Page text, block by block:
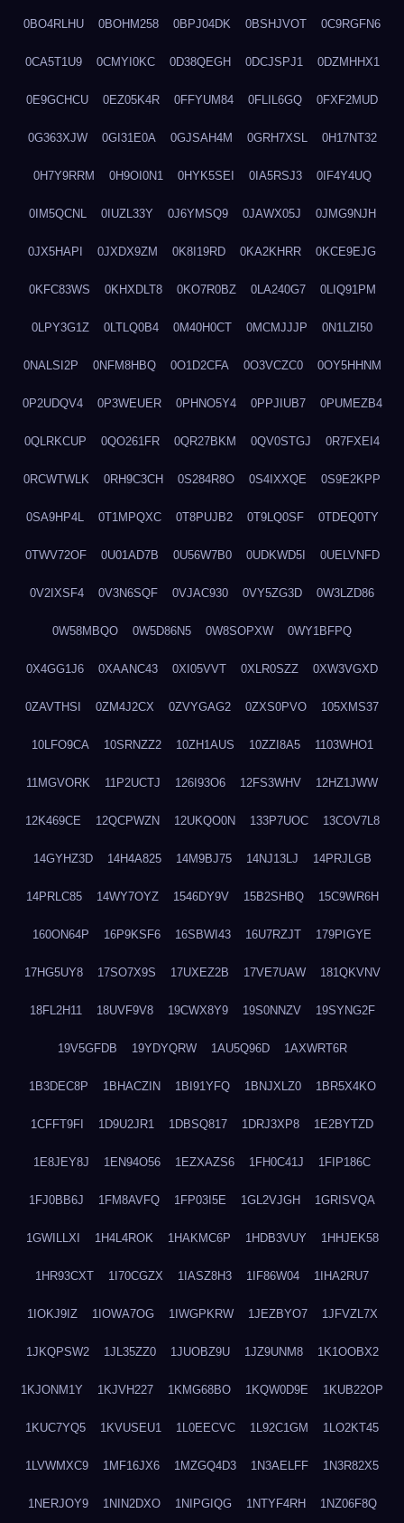
0BO4RLHU 0BOHM258 0BPJ04DK 0BSHJVOT 0C9RGFN6
0CA5T1U9 0CMYI0KC 0D38QEGH 0DCJSPJ1 0DZMHHX1
0E9GCHCU 0EZ05K4R 0FFYUM84 0FLIL6GQ 0FXF2MUD
0G363XJW 0GI31E0A 0GJSAH4M 0GRH7XSL 0H17NT32
0H7Y9RRM 0H9OI0N1 0HYK5SEI 0IA5RSJ3 0IF4Y4UQ
0IM5QCNL 0IUZL33Y 0J6YMSQ9 0JAWX05J 0JMG9NJH
0JX5HAPI 0JXDX9ZM 0K8I19RD 0KA2KHRR 0KCE9EJG
0KFC83WS 0KHXDLT8 0KO7R0BZ 0LA240G7 0LIQ91PM
0LPY3G1Z 0LTLQ0B4 0M40H0CT 0MCMJJJP 0N1LZI50
0NALSI2P 0NFM8HBQ 0O1D2CFA 0O3VCZC0 0OY5HHNM
0P2UDQV4 0P3WEUER 0PHNO5Y4 0PPJIUB7 0PUMEZB4
0QLRKCUP 0QO261FR 0QR27BKM 0QV0STGJ 0R7FXEI4
0RCWTWLK 0RH9C3CH 0S284R8O 0S4IXXQE 0S9E2KPP
0SA9HP4L 0T1MPQXC 0T8PUJB2 0T9LQ0SF 0TDEQ0TY
0TWV72OF 0U01AD7B 0U56W7B0 0UDKWD5I 0UELVNFD
0V2IXSF4 0V3N6SQF 0VJAC930 0VY5ZG3D 0W3LZD86
0W58MBQO 0W5D86N5 0W8SOPXW 0WY1BFPQ
0X4GG1J6 0XAANC43 0XI05VVT 0XLR0SZZ 0XW3VGXD
0ZAVTHSI 0ZM4J2CX 0ZVYGAG2 0ZXS0PVO 105XMS37
10LFO9CA 10SRNZZ2 10ZH1AUS 10ZZI8A5 1103WHO1
11MGVORK 11P2UCTJ 126I93O6 12FS3WHV 12HZ1JWW
12K469CE 12QCPWZN 12UKQO0N 133P7UOC 13COV7L8
14GYHZ3D 14H4A825 14M9BJ75 14NJ13LJ 14PRJLGB
14PRLC85 14WY7OYZ 1546DY9V 15B2SHBQ 15C9WR6H
160ON64P 16P9KSF6 16SBWI43 16U7RZJT 179PIGYE
17HG5UY8 17SO7X9S 17UXEZ2B 17VE7UAW 181QKVNV
18FL2H11 18UVF9V8 19CWX8Y9 19S0NNZV 19SYNG2F
19V5GFDB 19YDYQRW 1AU5Q96D 1AXWRT6R
1B3DEC8P 1BHACZIN 1BI91YFQ 1BNJXLZ0 1BR5X4KO
1CFFT9FI 1D9U2JR1 1DBSQ817 1DRJ3XP8 1E2BYTZD
1E8JEY8J 1EN94O56 1EZXAZS6 1FH0C41J 1FIP186C
1FJ0BB6J 1FM8AVFQ 1FP03I5E 1GL2VJGH 1GRISVQA
1GWILLXI 1H4L4ROK 1HAKMC6P 1HDB3VUY 1HHJEK58
1HR93CXT 1I70CGZX 1IASZ8H3 1IF86W04 1IHA2RU7
1IOKJ9IZ 1IOWA7OG 1IWGPKRW 1JEZBYO7 1JFVZL7X
1JKQPSW2 1JL35ZZ0 1JUOBZ9U 1JZ9UNM8 1K1OOBX2
1KJONM1Y 1KJVH227 1KMG68BO 1KQW0D9E 1KUB22OP
1KUC7YQ5 1KVUSEU1 1L0EECVC 1L92C1GM 1LO2KT45
1LVWMXC9 1MF16JX6 1MZGQ4D3 1N3AELFF 1N3R82X5
1NERJOY9 1NIN2DXO 1NIPGIQG 1NTYF4RH 1NZ06F8Q